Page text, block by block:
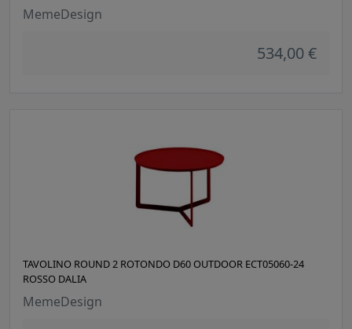
MemeDesign
534,00 €
TAVOLINO ROUND 2 ROTONDO D60 OUTDOOR ECT05060-24
ROSSO DALIA
MemeDesign